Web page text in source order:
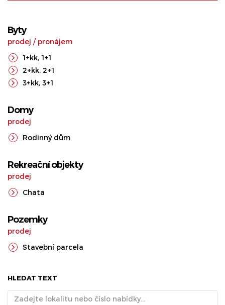
Byty
prodej / pronájem
1+kk, 1+1
2+kk, 2+1
3+kk, 3+1
Domy
prodej
Rodinný dům
Rekreační objekty
prodej
Chata
Pozemky
prodej
Stavební parcela
HLEDAT TEXT